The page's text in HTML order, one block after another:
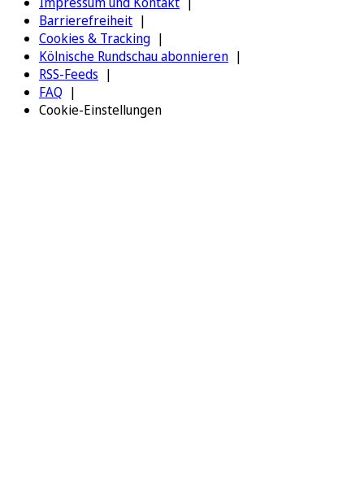
Barrierefreiheit
Cookies & Tracking
Kölnische Rundschau abonnieren
RSS-Feeds
FAQ
Cookie-Einstellungen